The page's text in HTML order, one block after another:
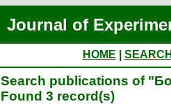
Journal of
HOME
Search publications of
Found 3 record(s)